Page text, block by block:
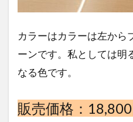
カラーはカラーは左から
ーンです。私としては明
なる色です。
販売価格：